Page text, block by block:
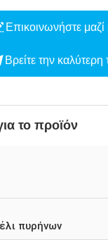
Επικοινωνήστε μαζί
Βρείτε την καλύτερη
το προϊόν
πυρήνων